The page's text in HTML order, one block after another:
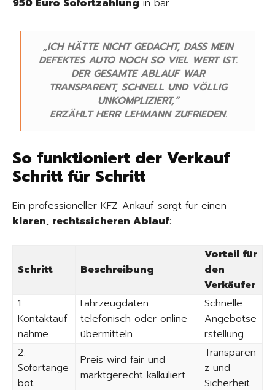
950 Euro Sofortzahlung in bar.
„ICH HÄTTE NICHT GEDACHT, DASS MEIN
DEFEKTES AUTO NOCH SO VIEL WERT IST.
DER GESAMTE ABLAUF WAR
TRANSPARENT, SCHNELL UND VÖLLIG
UNKOMPLIZIERT,“
ERZÄHLT HERR LEHMANN ZUFRIEDEN.
So funktioniert der Verkauf
Schritt für Schritt
Ein professioneller KFZ-Ankauf sorgt für einen
klaren, rechtssicheren Ablauf:
Schritt Beschreibung
Vorteil für
den
Verkäufer
1.
Kontaktauf
nahme
Fahrzeugdaten
telefonisch oder online
übermitteln
Schnelle
Angebotse
rstellung
2.
Sofortange
bot
Preis wird fair und
marktgerecht kalkuliert
Transparen
z und
Sicherheit